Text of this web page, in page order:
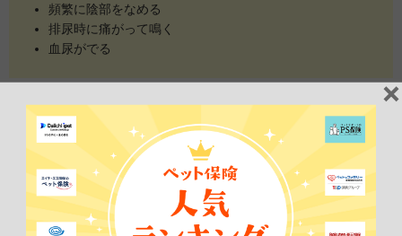
頻繁に陰部をなめる
排尿時に痛がって鳴く
血尿がでる
おしっこがまったくでなくなると、命にかかわります。1日以上排尿
していないときは、すぐに病院を受診しましょう。
マンチカンに限らず、猫は下部尿路疾患にかかりやすい傾向にあり
ます。いつでも新鮮な水がたっぷり飲めるように複数の水飲み場を
し、トイレに入るのを嫌がらないように 清潔に保つ
などの工夫
が必要です。